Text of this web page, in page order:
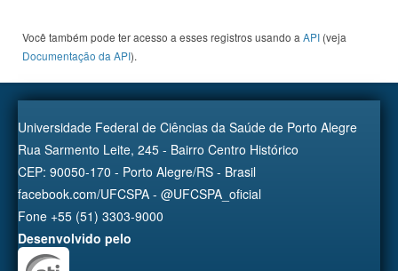
Você também pode ter acesso a esses registros usando a API (veja
Documentação da API).
Universidade Federal de Ciências da Saúde de Porto Alegre
Rua Sarmento Leite, 245 - Bairro Centro Histórico
CEP: 90050-170 - Porto Alegre/RS - Brasil
facebook.com/UFCSPA - @UFCSPA_oficial
Fone +55 (51) 3303-9000
Desenvolvido pelo